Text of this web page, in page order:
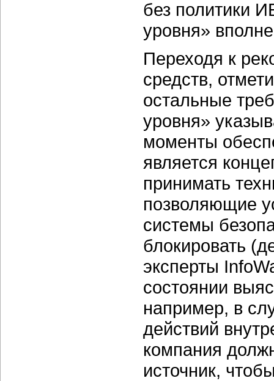
без политики
уровня»
Переходя к
средств,
остальные
уровня»
моменты
является
принимать
позволяющие
системы
блокировать
эксперты
состоянии
например, в
действий
компания
источник,